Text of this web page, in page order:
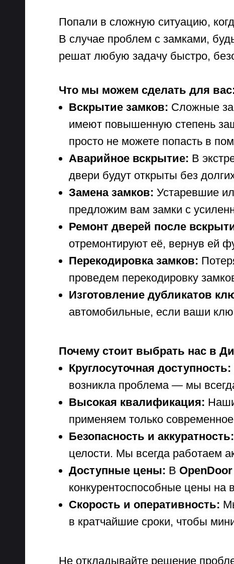
Попали в сложную ситуацию,
В случае проблем с замками,
решат любую задачу быстро,
Что мы можем сделать для
Вскрытие замков: Сложные
имеют повышенную степень
просто не можете попасть в
Аварийное вскрытие: В
двери будут открыты без
Замена замков: Устаревшие
предложим вам замки с
Ремонт дверей после
отремонтируют её, вернув ей
Перекодировка замков:
проведем перекодировку
Изготовление дубликатов
автомобильные, если ваши
Почему стоит выбрать нас в
Круглосуточная доступность:
возникла проблема — мы
Высокая квалификация:
применяем только
Безопасность и аккуратность:
целости. Мы всегда работаем
Доступные цены: В
конкурентоспособные цены на
Скорость и оперативность:
в кратчайшие сроки, чтобы
Не откладывайте решение